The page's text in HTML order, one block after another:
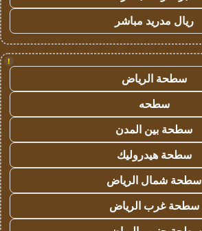
ريال مدريد مباشر
!
سطحة الرياض
سطحه
سطحة بين المدن
سطحة هيدروليك
سطحة شمال الرياض
سطحة غرب الرياض